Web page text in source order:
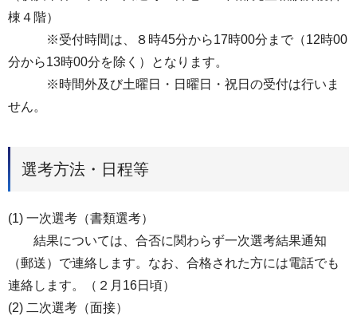
棟４階）
※受付時間は、８時45分から17時00分まで（12時00
分から13時00分を除く）となります。
※時間外及び土曜日・日曜日・祝日の受付は行いま
せん。
選考方法・日程等
(1) 一次選考（書類選考）
結果については、合否に関わらず一次選考結果通知
（郵送）で連絡します。なお、合格された方には電話でも
連絡します。（２月16日頃）
(2) 二次選考（面接）